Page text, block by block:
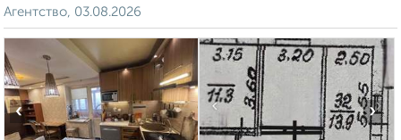
Агентство, 03.08.2026
‹ ›